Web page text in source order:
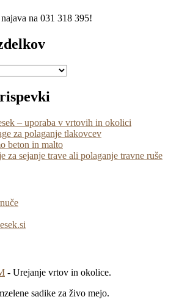
na 031 318 395!
– uporaba v vrtovih in okolici
za polaganje tlakovcev
beton in malto
za sejanje trave ali polaganje travne ruše
- Urejanje vrtov in okolice.
sadike za živo mejo.